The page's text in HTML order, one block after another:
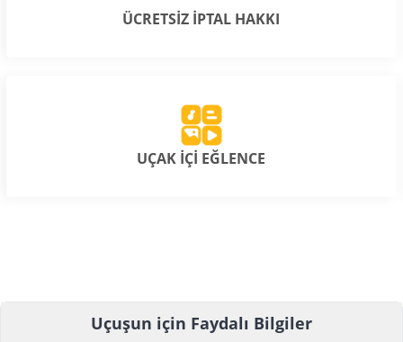
ÜCRETSİZ İPTAL HAKKI
UÇAK İÇİ EĞLENCE
Uçuşun için Faydalı Bilgiler